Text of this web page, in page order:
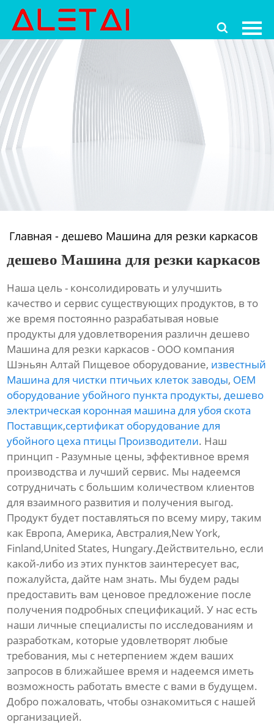

Главная
Продукция
Новости
О Hас
Контакты
Главная - дешево Машина для резки каркасов
дешево Машина для резки каркасов
Наша цель - консолидировать и улучшить
качество и сервис существующих продуктов, в то
же время постоянно разрабатывая новые
продукты для удовлетворения различн дешево
Машина для резки каркасов - ООО компания
Шэньян Алтай Пищевое оборудование, известный
Машина для чистки птичьих клеток заводы, OEM
оборудование убойного пункта продукты,дешево
электрическая коронная машина для убоя скота
Поставщик,сертификат оборудование для
убойного цеха птицы Производители. Наш
принцип - Разумные цены, эффективное время
производства и лучший сервис. Мы надеемся
сотрудничать с большим количеством клиентов
для взаимного развития и получения выгод.
Продукт будет поставляться по всему миру, таким
как Европа, Америка, Австралия,New York,
Finland,United States, Hungary.Действительно, если
какой-либо из этих пунктов заинтересует вас,
пожалуйста, дайте нам знать. Мы будем рады
предоставить вам ценовое предложение после
получения подробных спецификаций. У нас есть
наши личные специалисты по исследованиям и
разработкам, которые удовлетворят любые
требования, мы с нетерпением ждем ваших
запросов в ближайшее время и надеемся иметь
возможность работать вместе с вами в будущем.
Добро пожаловать, чтобы ознакомиться с нашей
организацией.